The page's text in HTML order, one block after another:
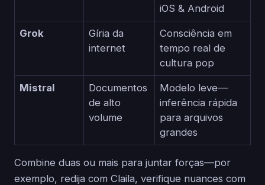
iOS & Android
Grok
Gíria da
internet
Consciência em
tempo real de
cultura pop
Mistral
Documentos
de alto
volume
Modelo leve—
inferência rápida
para arquivos
grandes
Combine duas ou mais para juntar forças—por
exemplo, redija com Claila, verifique nuances com